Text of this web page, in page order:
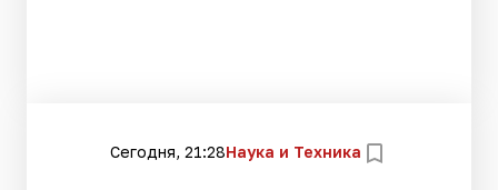
Сегодня, 21:28Наука и Техника